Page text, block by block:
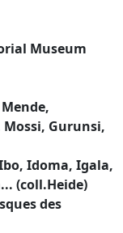
Museum
Gurunsi,
Idoma, Igala,
(coll.Heide)
des